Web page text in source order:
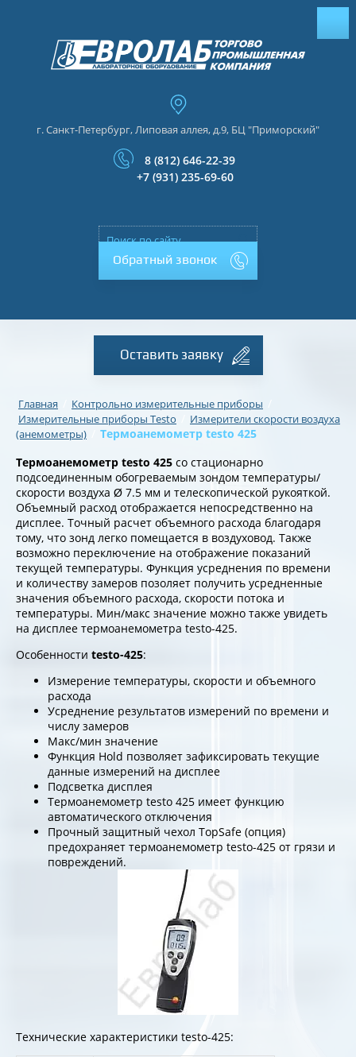
г. Санкт-Петербург, Липовая аллея, д.9, БЦ "Приморский"
8 (812) 646-22-39
+7 (931) 235-69-60
Обратный звонок
Оставить заявку
Главная Контрольно измерительные приборы
Измерительные приборы Testo
Измерители скорости воздуха
(анемометры)
Термоанемометр testo 425
Термоанемометр testo 425 со стационарно
подсоединенным обогреваемым зондом температуры/
скорости воздуха Ø 7.5 мм и телескопической рукояткой.
Объемный расход отображается непосредственно на
дисплее. Точный расчет объемного расхода благодаря
тому, что зонд легко помещается в воздуховод. Также
возможно переключение на отображение показаний
текущей температуры. Функция усреднения по времени
и количеству замеров позоляет получить усредненные
значения объемного расхода, скорости потока и
температуры. Мин/макс значение можно также увидеть
на дисплее термоанемометра testo-425.
Особенности testo-425:
Измерение температуры, скорости и объемного
расхода
Усреднение результатов измерений по времени и
числу замеров
Макс/мин значение
Функция Hold позволяет зафиксировать текущие
данные измерений на дисплее
Подсветка дисплея
Термоанемометр testo 425 имеет функцию
автоматического отключения
Прочный защитный чехол TopSafe (опция)
предохраняет термоанемометр testo-425 от грязи и
повреждений.
Технические характеристики testo-425: